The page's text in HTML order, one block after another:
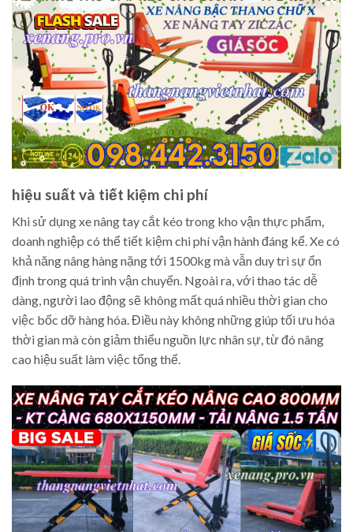
hiệu suất và tiết kiệm chi phí
Khi sử dụng xe nâng tay cắt kéo trong kho vận thực phẩm,
doanh nghiệp có thể tiết kiệm chi phí vận hành đáng kể. Xe có
khả năng nâng hàng nặng tới 1500kg mà vẫn duy trì sự ổn
định trong quá trình vận chuyển. Ngoài ra, với thao tác dễ
dàng, người lao động sẽ không mất quá nhiều thời gian cho
việc bốc dỡ hàng hóa. Điều này không những giúp tối ưu hóa
thời gian mà còn giảm thiểu nguồn lực nhân sự, từ đó nâng
cao hiệu suất làm việc tổng thể.